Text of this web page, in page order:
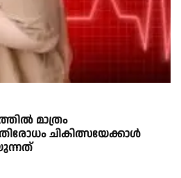
മാത്രം
ചികിത്സയേക്കാൾ